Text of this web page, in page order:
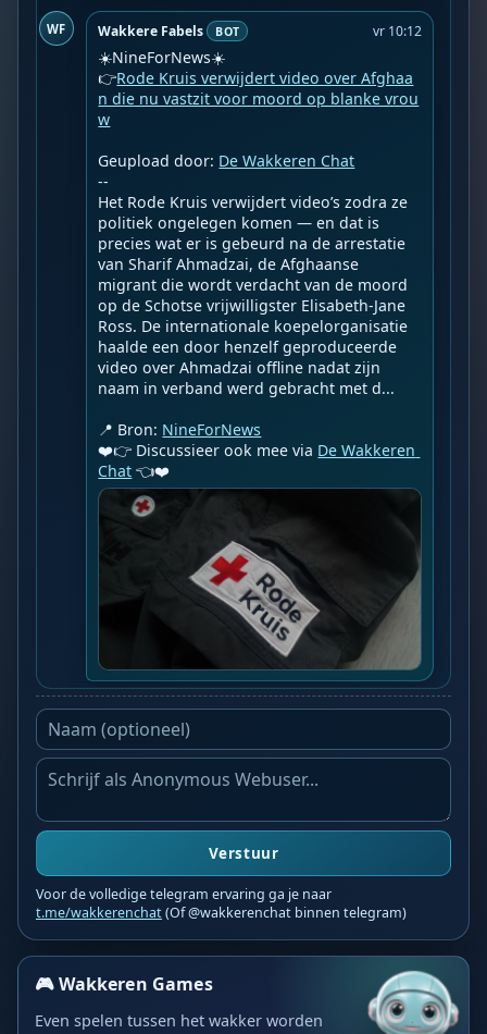
WF Wakkere Fabels BOT vr 10:12
☀️NineForNews☀️
👉Rode Kruis verwijdert video over Afghaa
n die nu vastzit voor moord op blanke vrou
w
Geupload door: De Wakkeren Chat
--
Het Rode Kruis verwijdert video’s zodra ze
politiek ongelegen komen — en dat is
precies wat er is gebeurd na de arrestatie
van Sharif Ahmadzai, de Afghaanse
migrant die wordt verdacht van de moord
op de Schotse vrijwilligster Elisabeth-Jane
Ross. De internationale koepelorganisatie
haalde een door henzelf geproduceerde
video over Ahmadzai offline nadat zijn
naam in verband werd gebracht met d...
📍 Bron: NineForNews
❤️👉 Discussieer ook mee via De Wakkeren
Chat 👈❤️
Verstuur
Voor de volledige telegram ervaring ga je naar
t.me/wakkerenchat(Of @wakkerenchat binnen telegram)
🎮 Wakkeren Games
Even spelen tussen het wakker worden